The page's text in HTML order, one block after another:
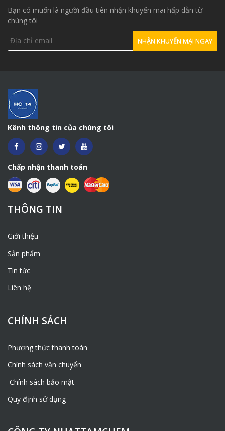
Bạn có muốn là người đầu tiên nhận khuyến mãi hấp dẫn từ
chúng tôi
Kênh thông tin của chúng tôi
Chấp nhận thanh toán
THÔNG TIN
Giới thiệu
Sản phẩm
Tin tức
Liên hệ
CHÍNH SÁCH
Phương thức thanh toán
Chính sách vận chuyển
Chính sách bảo mật
Quy định sử dụng